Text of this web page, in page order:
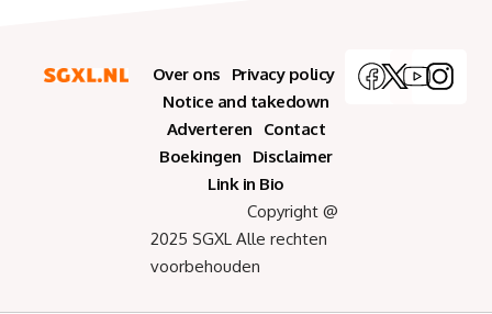
Over ons
Privacy policy
Notice and takedown
Adverteren
Contact
Boekingen
Disclaimer
Link in Bio
Copyright @
2025 SGXL Alle rechten
voorbehouden